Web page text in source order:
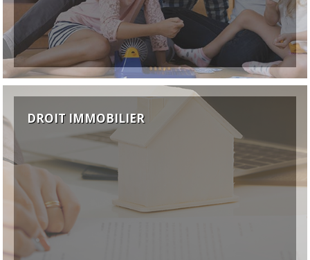
DROIT IMMOBILIER